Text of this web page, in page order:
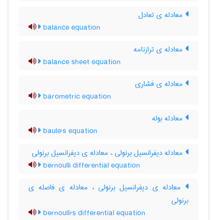
معادله ی تعادل
balance equation
معادله ی ترازنامه
balance sheet equation
معادله ی فشاری
barometric equation
معادله بوله
baule's equation
معادله دیفرانسیل برنولی ، معادله ی دیفرانسیل برنولی
bernoulli differential equation
معادله ی دیفرانسیل برنولی ، معادله ی فاصله ی
برنولی
bernoulli's differential equation